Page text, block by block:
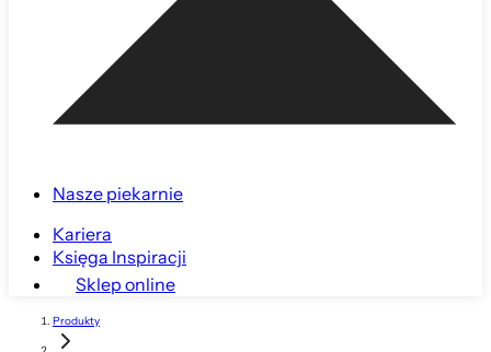
Nasze piekarnie
Kariera
Księga Inspiracji
Sklep online
Produkty